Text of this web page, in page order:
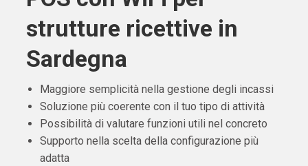
strutture ricettive in
Sardegna
Maggiore semplicità nella gestione degli incassi
Soluzione più coerente con il tuo tipo di attività
Possibilità di valutare funzioni utili nel concreto
Supporto nella scelta della configurazione più
adatta